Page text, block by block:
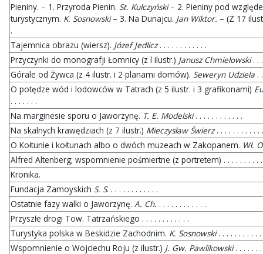
Pieniny. – 1. Przyroda Pienin. St. Kulczyński– 2. Pieniny pod
turystycznym. K. Sosnowski– 3. Na Dunajcu. Jan Wiktor. – (Z 17
.
Tajemnica obrazu (wiersz). Józef Jedlicz. . . . . . . . . . . .
Przyczynki do monografji Łomnicy (z l ilustr.) Janusz Chmielowski. .
Górale od Żywca (z 4 ilustr. i 2 planami domów). Seweryn Udziela .
O potędze wód i lodowców w Tatrach (z 5 ilustr. i 3 grafikonami)
. . . . . . .
Na marginesie sporu o Jaworzynę. T. E. Modelski. . . . . . . . . . . .
Na skalnych krawędziach (z 7 ilustr.) Mieczysław Świerz. . . . . . . . . . . .
O Kołtunie i kołtunach albo o dwóch muzeach w Zakopanem. Wł.
Alfred Altenberg; wspomnienie pośmiertne (z portretem) . . . . . . . . .
Kronika.
Fundacja Zamoyskich S. S. . . . . . . . . . . . .
Ostatnie fazy walki o Jaworzynę. A. Ch. . . . . . . . . . . . .
Przyszłe drogi Tow. Tatrzańskiego . . . . . . . . . . . .
Turystyka polska w Beskidzie Zachodnim. K. Sosnowski. . . . . . . . . . .
Wspomnienie o Wojciechu Roju (z ilustr.) J. Gw. Pawlikowski. . . . . .